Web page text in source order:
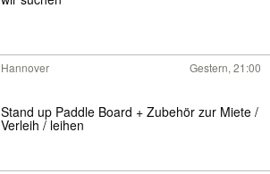
Hannover Gestern, 21:00
Stand up Paddle Board + Zubehör zur Miete /
Verleih / leihen